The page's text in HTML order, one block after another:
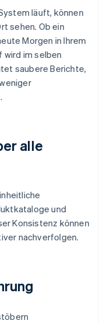
läuft, können
sehen. Ob ein
Morgen in Ihrem
wird im selben
saubere Berichte,
alle
und
Konsistenz können
nachverfolgen.